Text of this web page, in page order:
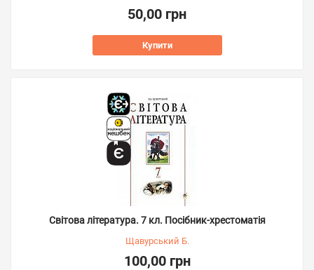
50,00 грн
Купити
Світова література. 7 кл. Посібник-хрестоматія
Щавурський Б.
100,00 грн